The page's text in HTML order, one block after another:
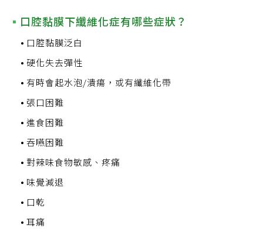
口腔黏膜下纖維化症有哪些症狀？
口腔黏膜泛白
硬化失去彈性
有時會起水泡/潰瘍，或有纖維化帶
張口困難
進食困難
吞嚥困難
對辣味食物敏感、疼痛
味覺減退
口乾
耳痛